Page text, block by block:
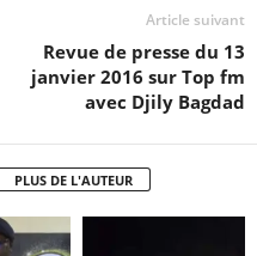
Article suivant
Revue de presse du 13
janvier 2016 sur Top fm
avec Djily Bagdad
PLUS DE L'AUTEUR